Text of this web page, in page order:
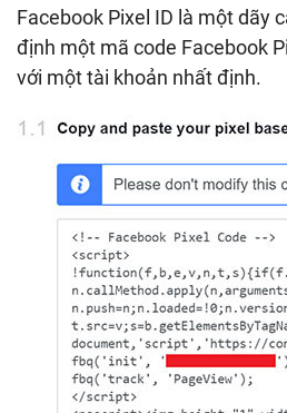
Facebook Pixel ID là một dãy
định một mã code Facebook
với một tài khoản nhất định.